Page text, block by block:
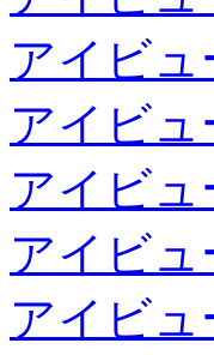
アイビ
アイビ
アイビ
アイビ
アイビ